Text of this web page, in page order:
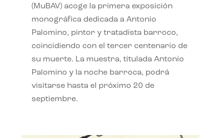
(MuBAV) acoge la primera exposición
monográfica dedicada a Antonio
Palomino, pintor y tratadista barroco,
coincidiendo con el tercer centenario de
su muerte. La muestra, titulada Antonio
Palomino y la noche barroca, podrá
visitarse hasta el próximo 20 de
septiembre.